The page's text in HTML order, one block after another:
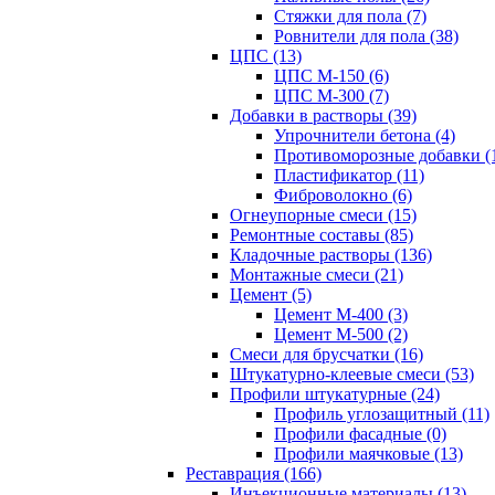
Стяжки для пола (7)
Ровнители для пола (38)
ЦПС (13)
ЦПС М-150 (6)
ЦПС М-300 (7)
Добавки в растворы (39)
Упрочнители бетона (4)
Противоморозные добавки
Пластификатор (11)
Фиброволокно (6)
Огнеупорные смеси (15)
Ремонтные составы (85)
Кладочные растворы (136)
Монтажные смеси (21)
Цемент (5)
Цемент М-400 (3)
Цемент М-500 (2)
Смеси для брусчатки (16)
Штукатурно-клеевые смеси (53)
Профили штукатурные (24)
Профиль углозащитный (11)
Профили фасадные (0)
Профили маячковые (13)
Реставрация (166)